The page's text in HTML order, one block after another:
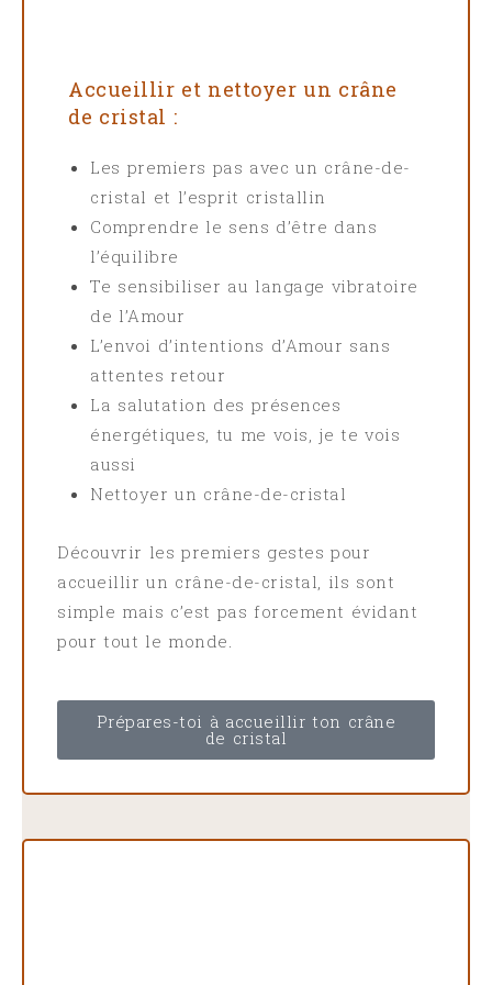
Accueillir et nettoyer un crâne
de cristal :
Les premiers pas avec un crâne-de-
cristal et l’esprit cristallin
Comprendre le sens d’être dans
l’équilibre
Te sensibiliser au langage vibratoire
de l’Amour
L’envoi d’intentions d’Amour sans
attentes retour
La salutation des présences
énergétiques, tu me vois, je te vois
aussi
Nettoyer un crâne-de-cristal
Découvrir les premiers gestes pour
accueillir un crâne-de-cristal, ils sont
simple mais c’est pas forcement évidant
pour tout le monde.
Prépares-toi à accueillir ton crâne
de cristal